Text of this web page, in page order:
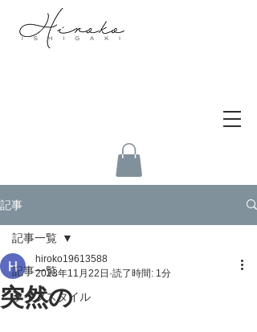
記事
記事一覧
ライフスタイル
記事一覧
突然の
hiroko19613588
2023年11月22日 読了時間: 1分